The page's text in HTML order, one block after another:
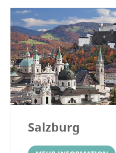
Salzburg